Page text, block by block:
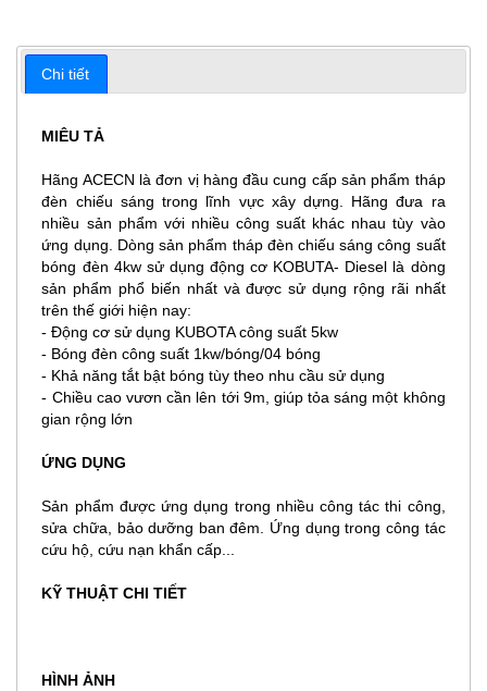
Chi tiết
MIÊU TẢ
Hãng ACECN là đơn vị hàng đầu cung cấp sản phẩm tháp
đèn chiếu sáng trong lĩnh vực xây dựng. Hãng đưa ra
nhiều sản phẩm với nhiều công suất khác nhau tùy vào
ứng dụng. Dòng sản phẩm tháp đèn chiếu sáng công suất
bóng đèn 4kw sử dụng động cơ KOBUTA- Diesel là dòng
sản phẩm phổ biến nhất và được sử dụng rộng rãi nhất
trên thế giới hiện nay:
- Động cơ sử dụng KUBOTA công suất 5kw
- Bóng đèn công suất 1kw/bóng/04 bóng
- Khả năng tắt bật bóng tùy theo nhu cầu sử dụng
- Chiều cao vươn cần lên tới 9m, giúp tỏa sáng một không
gian rộng lớn
ỨNG DỤNG
Sản phẩm được ứng dụng trong nhiều công tác thi công,
sửa chữa, bảo dưỡng ban đêm. Ứng dụng trong công tác
cứu hộ, cứu nạn khẩn cấp...
KỸ THUẬT CHI TIẾT
HÌNH ẢNH